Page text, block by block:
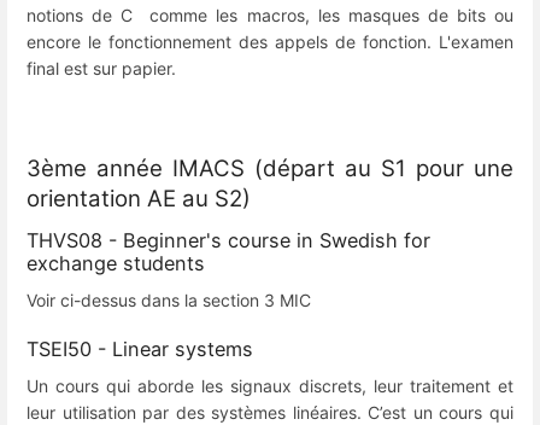
notions de C comme les macros, les masques de bits ou
encore le fonctionnement des appels de fonction. L'examen
final est sur papier.
3ème année IMACS (départ au S1 pour une
orientation AE au S2)
THVS08 - Beginner's course in Swedish for
exchange students
Voir ci-dessus dans la section 3 MIC
TSEI50 - Linear systems
Un cours qui aborde les signaux discrets, leur traitement et
leur utilisation par des systèmes linéaires. C’est un cours qui